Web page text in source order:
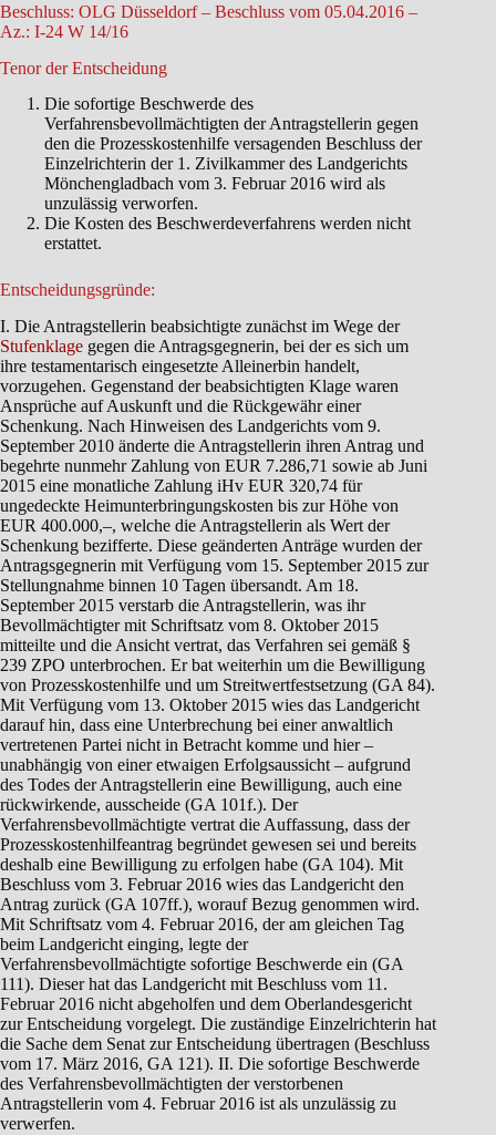
Beschluss: OLG Düsseldorf – Beschluss vom 05.04.2016 –
Az.: I-24 W 14/16
Tenor der Entscheidung
Die sofortige Beschwerde des
Verfahrensbevollmächtigten der Antragstellerin gegen
den die Prozesskostenhilfe versagenden Beschluss der
Einzelrichterin der 1. Zivilkammer des Landgerichts
Mönchengladbach vom 3. Februar 2016 wird als
unzulässig verworfen.
Die Kosten des Beschwerdeverfahrens werden nicht
erstattet.
Entscheidungsgründe:
I. Die Antragstellerin beabsichtigte zunächst im Wege der
Stufenklage gegen die Antragsgegnerin, bei der es sich um
ihre testamentarisch eingesetzte Alleinerbin handelt,
vorzugehen. Gegenstand der beabsichtigten Klage waren
Ansprüche auf Auskunft und die Rückgewähr einer
Schenkung. Nach Hinweisen des Landgerichts vom 9.
September 2010 änderte die Antragstellerin ihren Antrag und
begehrte nunmehr Zahlung von EUR 7.286,71 sowie ab Juni
2015 eine monatliche Zahlung iHv EUR 320,74 für
ungedeckte Heimunterbringungskosten bis zur Höhe von
EUR 400.000,–, welche die Antragstellerin als Wert der
Schenkung bezifferte. Diese geänderten Anträge wurden der
Antragsgegnerin mit Verfügung vom 15. September 2015 zur
Stellungnahme binnen 10 Tagen übersandt. Am 18.
September 2015 verstarb die Antragstellerin, was ihr
Bevollmächtigter mit Schriftsatz vom 8. Oktober 2015
mitteilte und die Ansicht vertrat, das Verfahren sei gemäß §
239 ZPO unterbrochen. Er bat weiterhin um die Bewilligung
von Prozesskostenhilfe und um Streitwertfestsetzung (GA 84).
Mit Verfügung vom 13. Oktober 2015 wies das Landgericht
darauf hin, dass eine Unterbrechung bei einer anwaltlich
vertretenen Partei nicht in Betracht komme und hier –
unabhängig von einer etwaigen Erfolgsaussicht – aufgrund
des Todes der Antragstellerin eine Bewilligung, auch eine
rückwirkende, ausscheide (GA 101f.). Der
Verfahrensbevollmächtigte vertrat die Auffassung, dass der
Prozesskostenhilfeantrag begründet gewesen sei und bereits
deshalb eine Bewilligung zu erfolgen habe (GA 104). Mit
Beschluss vom 3. Februar 2016 wies das Landgericht den
Antrag zurück (GA 107ff.), worauf Bezug genommen wird.
Mit Schriftsatz vom 4. Februar 2016, der am gleichen Tag
beim Landgericht einging, legte der
Verfahrensbevollmächtigte sofortige Beschwerde ein (GA
111). Dieser hat das Landgericht mit Beschluss vom 11.
Februar 2016 nicht abgeholfen und dem Oberlandesgericht
zur Entscheidung vorgelegt. Die zuständige Einzelrichterin hat
die Sache dem Senat zur Entscheidung übertragen (Beschluss
vom 17. März 2016, GA 121). II. Die sofortige Beschwerde
des Verfahrensbevollmächtigten der verstorbenen
Antragstellerin vom 4. Februar 2016 ist als unzulässig zu
verwerfen.